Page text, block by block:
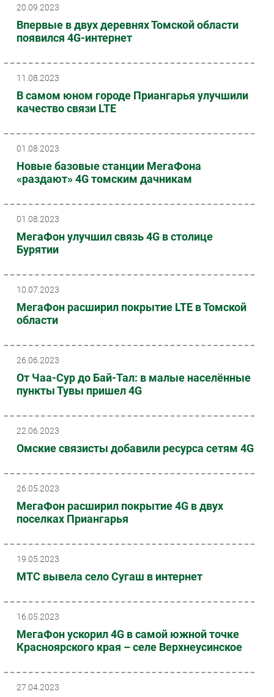
20.09.2023
Впервые в двух деревнях Томской области
появился 4G-интернет
11.08.2023
В самом юном городе Приангарья улучшили
качество связи LTE
01.08.2023
Новые базовые станции МегаФона
«раздают» 4G томским дачникам
01.08.2023
МегаФон улучшил связь 4G в столице
Бурятии
10.07.2023
МегаФон расширил покрытие LTE в Томской
области
26.06.2023
От Чаа-Сур до Бай-Тал: в малые населённые
пункты Тувы пришел 4G
22.06.2023
Омские связисты добавили ресурса сетям 4G
26.05.2023
МегаФон расширил покрытие 4G в двух
поселках Приангарья
19.05.2023
МТС вывела село Сугаш в интернет
16.05.2023
МегаФон ускорил 4G в самой южной точке
Красноярского края – селе Верхнеусинское
27.04.2023